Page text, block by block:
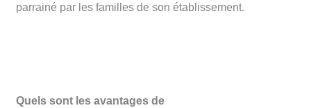
parrainé par les familles de son établissement.
Quels sont les avantages de